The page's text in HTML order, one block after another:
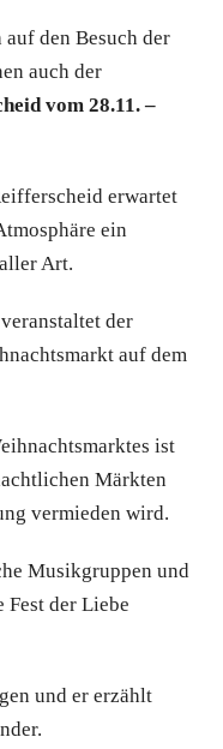
den Besuch der
auch der
vom 28.11. –
erwartet
ein
Art.
der
auf dem
ist
Märkten
vermieden wird.
Musikgruppen und
Fest der Liebe
und er erzählt